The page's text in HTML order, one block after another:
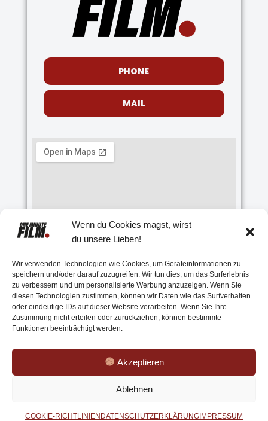
Wenn du Cookies magst, wirst
du unsere Lieben!
Wir verwenden Technologien wie Cookies, um Geräteinformationen zu
speichern und/oder darauf zuzugreifen. Wir tun dies, um das Surferlebnis
zu verbessern und um personalisierte Werbung anzuzeigen. Wenn Sie
diesen Technologien zustimmen, können wir Daten wie das Surfverhalten
oder eindeutige IDs auf dieser Website verarbeiten. Wenn Sie Ihre
Zustimmung nicht erteilen oder zurückziehen, können bestimmte
Funktionen beeinträchtigt werden.
Akzeptieren
Ablehnen
COOKIE-RICHTLINIEN DATENSCHUTZERKLÄRUNG IMPRESSUM
PHONE
MAIL